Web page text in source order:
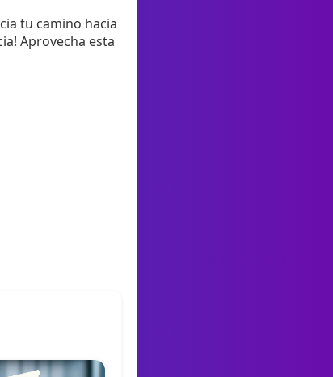
tu camino hacia
Aprovecha esta